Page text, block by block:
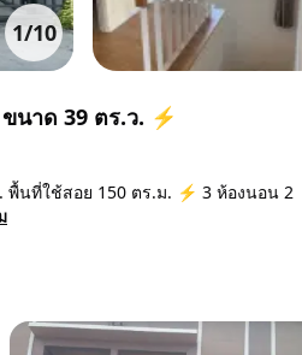
1/10
นาด 39 ตร.ว. ⚡
พื้นที่ใช้สอย 150 ตร.ม. ⚡ 3 ห้องนอน 2